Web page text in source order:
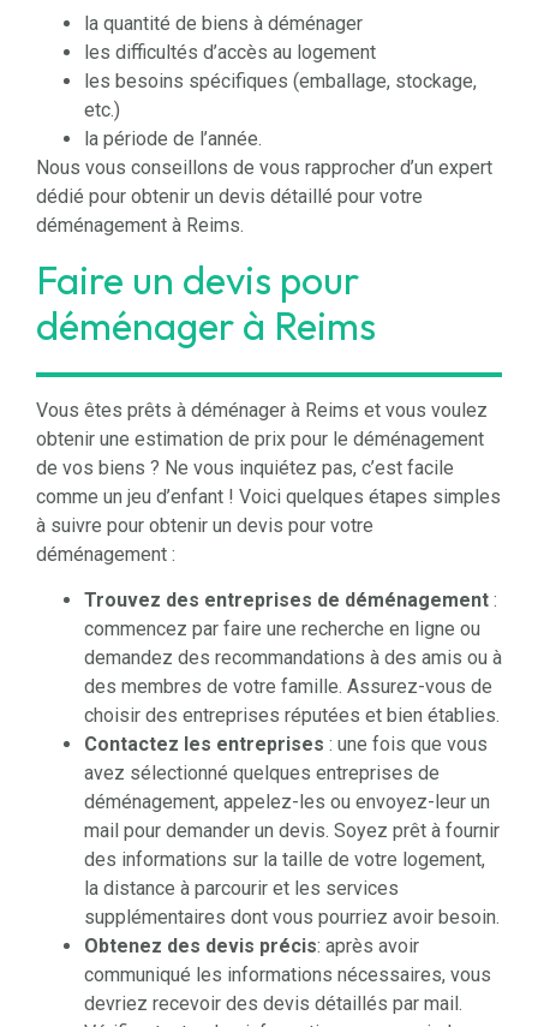
la quantité de biens à déménager
les difficultés d’accès au logement
les besoins spécifiques (emballage, stockage,
etc.)
la période de l’année.
Nous vous conseillons de vous rapprocher d’un expert
dédié pour obtenir un devis détaillé pour votre
déménagement à Reims.
Faire un devis pour
déménager à Reims
Vous êtes prêts à déménager à Reims et vous voulez
obtenir une estimation de prix pour le déménagement
de vos biens ? Ne vous inquiétez pas, c’est facile
comme un jeu d’enfant ! Voici quelques étapes simples
à suivre pour obtenir un devis pour votre
déménagement :
Trouvez des entreprises de déménagement :
commencez par faire une recherche en ligne ou
demandez des recommandations à des amis ou à
des membres de votre famille. Assurez-vous de
choisir des entreprises réputées et bien établies.
Contactez les entreprises : une fois que vous
avez sélectionné quelques entreprises de
déménagement, appelez-les ou envoyez-leur un
mail pour demander un devis. Soyez prêt à fournir
des informations sur la taille de votre logement,
la distance à parcourir et les services
supplémentaires dont vous pourriez avoir besoin.
Obtenez des devis précis: après avoir
communiqué les informations nécessaires, vous
devriez recevoir des devis détaillés par mail.